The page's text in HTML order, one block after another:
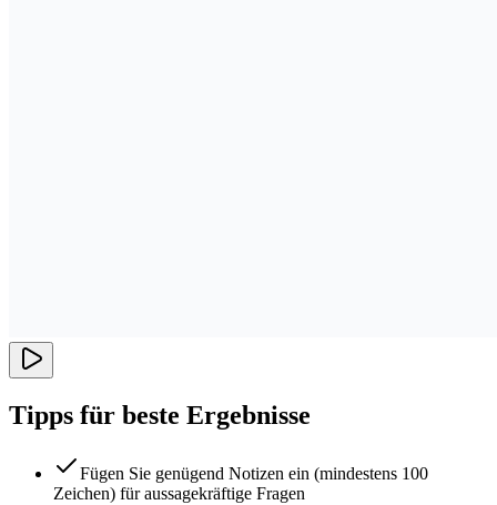
Tipps für beste Ergebnisse
Fügen Sie genügend Notizen ein (mindestens 100
Zeichen) für aussagekräftige Fragen